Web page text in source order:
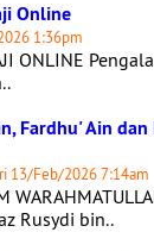
Online
1:36pm
ONLINE
Fardhu' Ain
13/Feb/2026 7:14am
Rusydi bin..